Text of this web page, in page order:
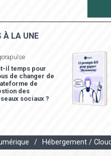
À LA UNE
il temps pour
de changer de
de
des
sociaux ?
/ Hébergement /